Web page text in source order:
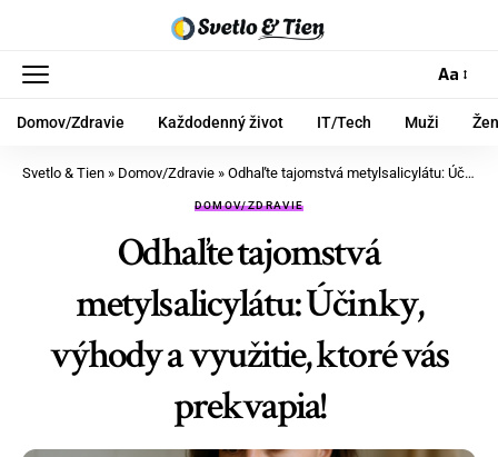
Aa
Domov/Zdravie Každodenný život IT/Tech Muži
Svetlo & Tien » Domov/Zdravie » Odhaľte tajomstvá metylsalicylátu: Účinky, výhody a využitie, ktoré vás prekvapia!
DOMOV/ZDRAVIE
Odhaľte tajomstvá
metylsalicylátu: Účinky,
výhody a využitie, ktoré vás
prekvapia!